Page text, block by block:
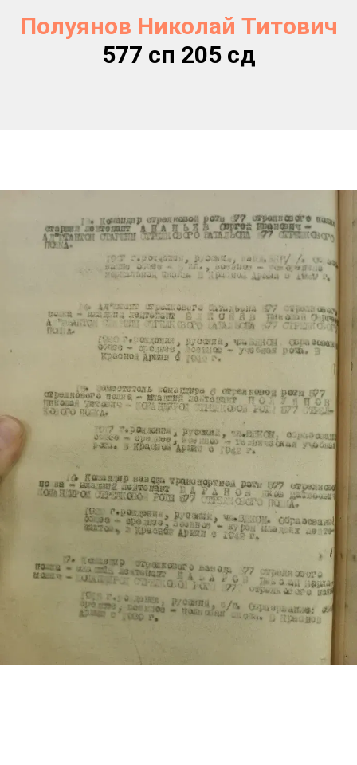
Полуянов Николай Титович
577 сп 205 сд